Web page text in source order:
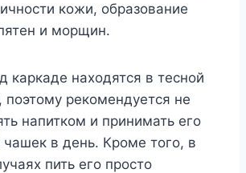
кожи, образование
и морщин.
каркаде находятся в тесной
поэтому рекомендуется не
напитком и принимать его
в день. Кроме того, в
пить его просто